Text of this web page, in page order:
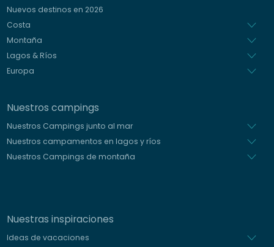
Nuevos destinos en 2026
Costa
Montaña
Lagos & Ríos
Europa
Nuestros campings
Nuestros Campings junto al mar
Nuestros campamentos en lagos y ríos
Nuestros Campings de montaña
Nuestras inspiraciones
Ideas de vacaciones